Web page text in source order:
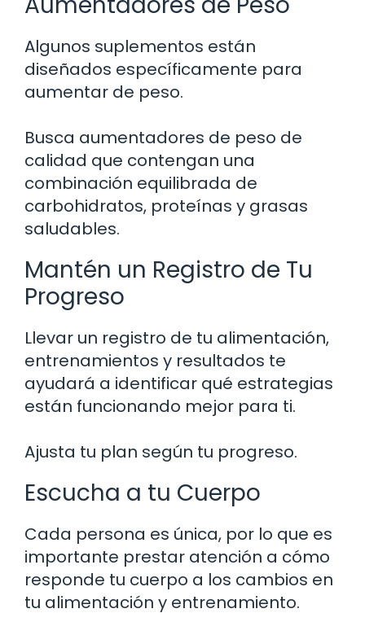
Algunos suplementos están
diseñados específicamente para
aumentar de peso.
Busca aumentadores de peso de
calidad que contengan una
combinación equilibrada de
carbohidratos, proteínas y grasas
saludables.
Mantén un Registro de Tu
Progreso
Llevar un registro de tu alimentación,
entrenamientos y resultados te
ayudará a identificar qué estrategias
están funcionando mejor para ti.
Ajusta tu plan según tu progreso.
Escucha a tu Cuerpo
Cada persona es única, por lo que es
importante prestar atención a cómo
responde tu cuerpo a los cambios en
tu alimentación y entrenamiento.